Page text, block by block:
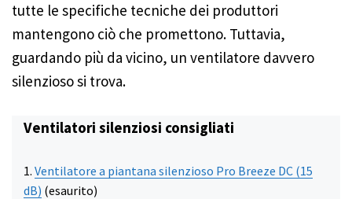
tutte le specifiche tecniche dei produttori
mantengono ciò che promettono. Tuttavia,
guardando più da vicino, un ventilatore davvero
silenzioso si trova.
Ventilatori silenziosi consigliati
Ventilatore a piantana silenzioso Pro Breeze DC (15
dB) (esaurito)